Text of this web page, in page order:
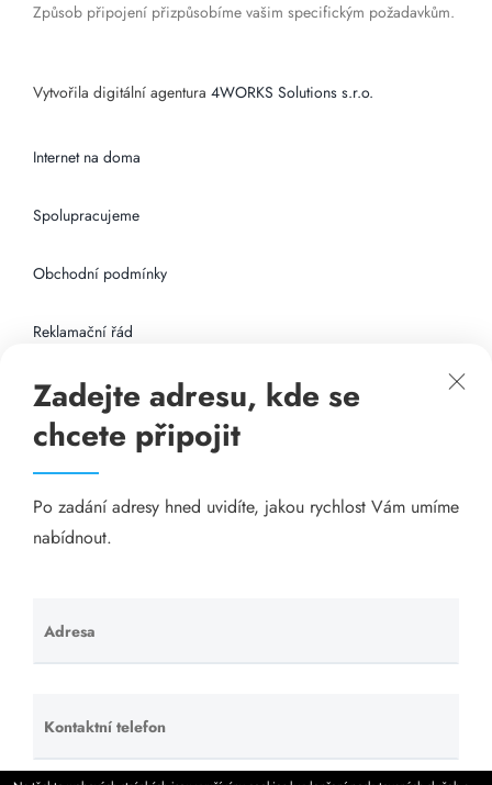
Způsob připojení přizpůsobíme vašim specifickým požadavkům.
Vytvořila digitální agentura 4WORKS Solutions s.r.o.
Internet na doma
Spolupracujeme
Obchodní podmínky
Reklamační řád
Připojení k internetu
Odkazy
Katalog A-seznam.cz
Visací zámky - TOKOZ
levný a rychlý internet, na který se může spolehnout.
Zadejte adresu, kde se
chcete připojit
Po zadání adresy hned uvidíte, jakou rychlost Vám umíme
nabídnout.
Adresa
Ponechte
toto pole
Kontaktní telefon
Ponechte
toto pole